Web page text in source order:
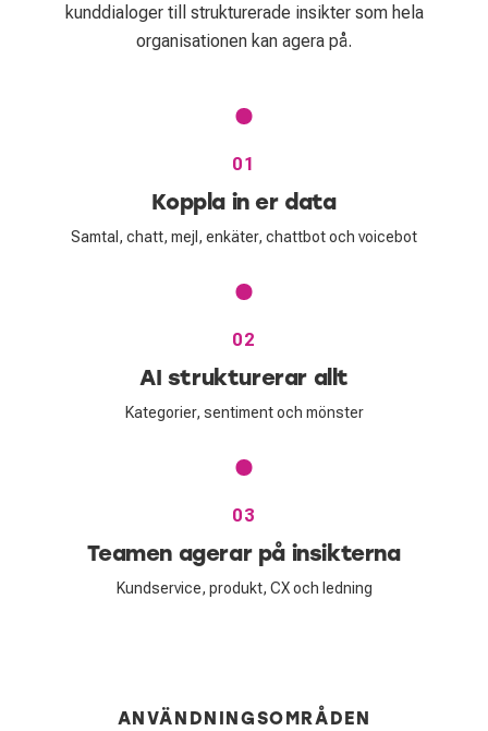
kunddialoger till strukturerade insikter som hela
organisationen kan agera på.
01
Koppla in er data
Samtal, chatt, mejl, enkäter, chattbot och voicebot
02
AI strukturerar allt
Kategorier, sentiment och mönster
03
Teamen agerar på insikterna
Kundservice, produkt, CX och ledning
ANVÄNDNINGSOMRÅDEN